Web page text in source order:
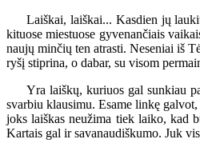
Laiškai, laiškai... Kasdien jų laukiu
kituose miestuose gyvenančiais
naujų minčių ten atrasti. Neseniai iš
ryšį stiprina, o dabar, su visom
Yra laiškų, kuriuos gal sunkiau
svarbiu klausimu. Esame linkę
joks laiškas neužima tiek laiko, kad
Kartais gal ir savanaudiškumo. Juk